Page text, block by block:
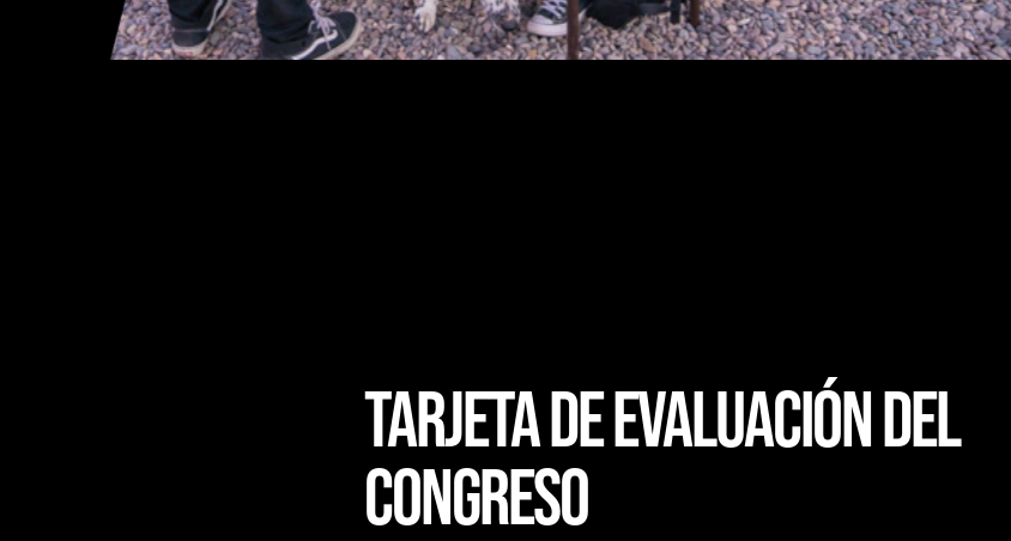
TARJETA DE EVALUACIÓN DEL
CONGRESO